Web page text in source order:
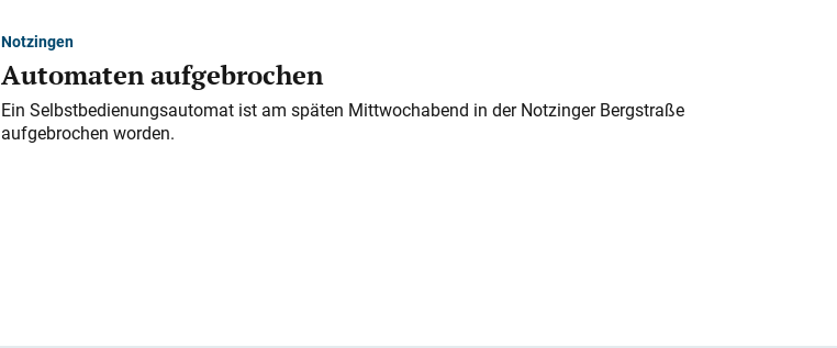
Notzingen
Automaten aufgebrochen
Ein Selbstbedienungsautomat ist am späten Mittwochabend in der Notzinger Bergstraße
aufgebrochen worden.